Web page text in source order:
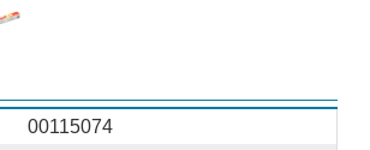
00115074